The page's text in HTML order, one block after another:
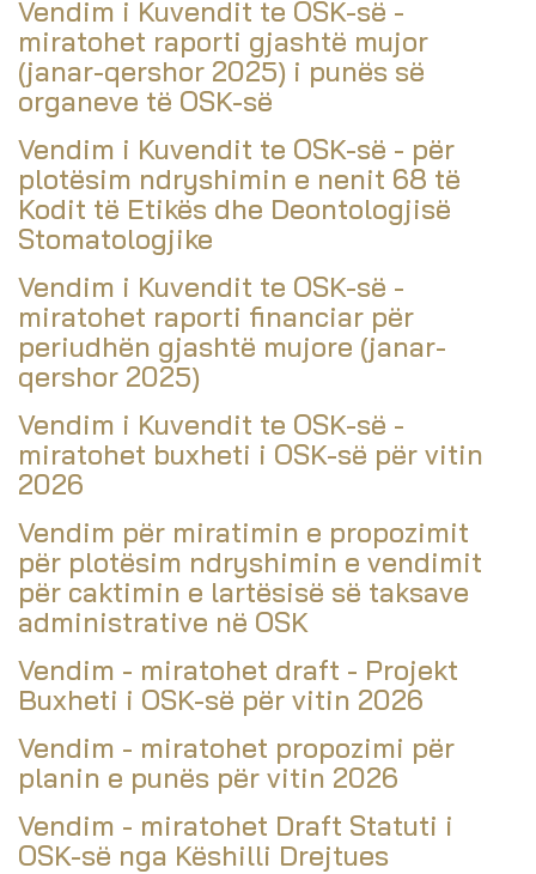
Vendim i Kuvendit te OSK-së -
miratohet raporti gjashtë mujor
(janar-qershor 2025) i punës së
organeve të OSK-së
Vendim i Kuvendit te OSK-së - për
plotësim ndryshimin e nenit 68 të
Kodit të Etikës dhe Deontologjisë
Stomatologjike
Vendim i Kuvendit te OSK-së -
miratohet raporti financiar për
periudhën gjashtë mujore (janar-
qershor 2025)
Vendim i Kuvendit te OSK-së -
miratohet buxheti i OSK-së për vitin
2026
Vendim për miratimin e propozimit
për plotësim ndryshimin e vendimit
për caktimin e lartësisë së taksave
administrative në OSK
Vendim - miratohet draft - Projekt
Buxheti i OSK-së për vitin 2026
Vendim - miratohet propozimi për
planin e punës për vitin 2026
Vendim - miratohet Draft Statuti i
OSK-së nga Këshilli Drejtues